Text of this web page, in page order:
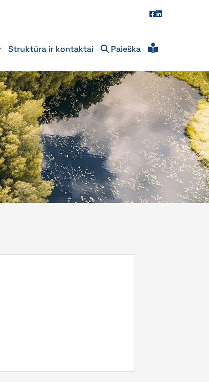
Struktūra ir kontaktai Paieška